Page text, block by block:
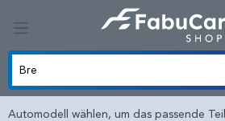
Automodell wählen, um das passende